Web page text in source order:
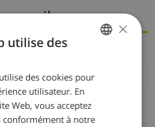
e-mail
DUTCH
SPANISH
×
utilise des
des cookies pour
utilisateur. En
Web, vous acceptez
conformément à notre